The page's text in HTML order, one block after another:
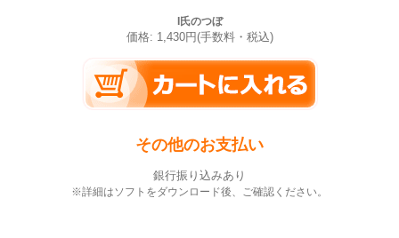
I氏のつぼ
価格: 1,430円(手数料・税込)
その他のお支払い
銀行振り込みあり
※詳細はソフトをダウンロード後、ご確認ください。